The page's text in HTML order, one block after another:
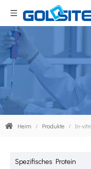
Heim / Produkte / In-
Spezifisches Protein